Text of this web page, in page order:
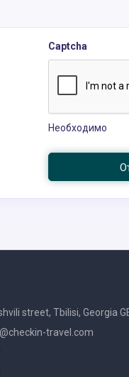
Captcha
Необходимо
street, Tbilisi, Georgia
travel.com